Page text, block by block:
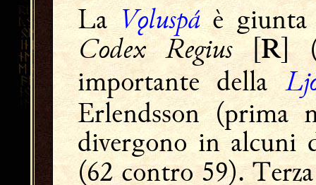
LaVǫluspáè
Codex Regius[R]
importante della
Erlendsson (prima
divergono in alcuni
(62 contro 59).